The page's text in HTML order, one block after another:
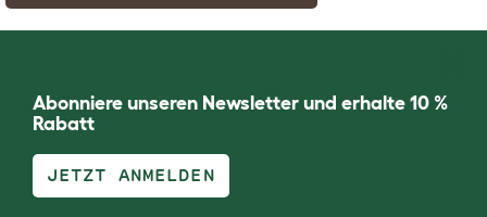
Abonniere unseren Newsletter und erhalte 10 %
Rabatt
JETZT ANMELDEN